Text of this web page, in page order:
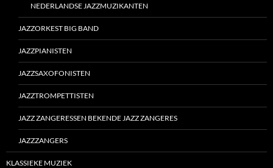
NEDERLANDSE JAZZMUZIKANTEN
JAZZORKEST BIG BAND
JAZZPIANISTEN
JAZZSAXOFONISTEN
JAZZTROMPETTISTEN
JAZZ ZANGERESSEN BEKENDE JAZZ ZANGERES
JAZZZANGERS
KLASSIEKE MUZIEK